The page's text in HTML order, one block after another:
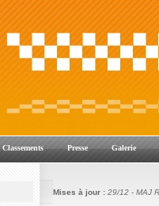
Classements Presse Galerie
Mises à jour : 29/12 - MAJ